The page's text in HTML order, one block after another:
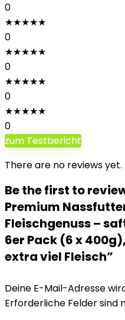
0
★★★★★
0
★★★★★
0
★★★★★
0
★★★★★
0
zum Testbericht
There are no reviews yet.
Be the first to
Premium
Fleischgenuss –
6er Pack (6 x
extra viel Fleisch”
Deine E-Mail-Adresse
Erforderliche Felder sind